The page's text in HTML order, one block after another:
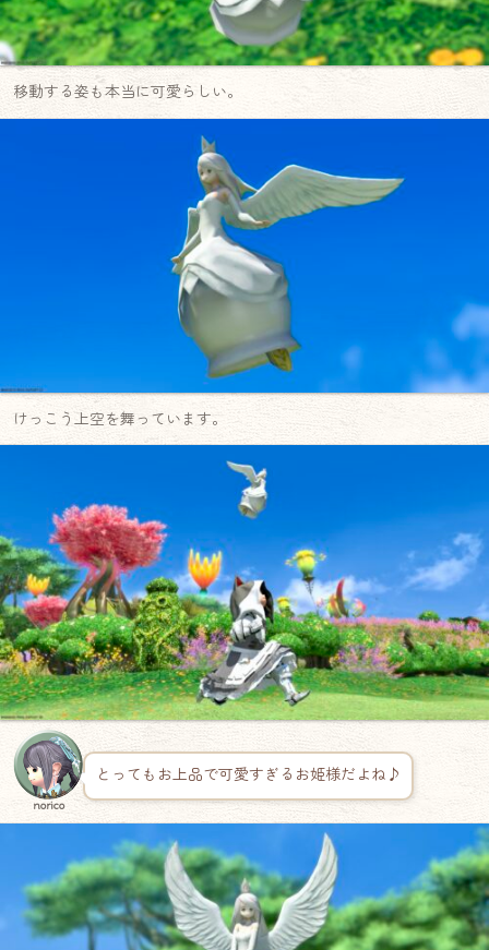
移動する姿も本当に可愛らしい。
けっこう上空を舞っています。
norico
とってもお上品で可愛すぎるお姫様だよね♪